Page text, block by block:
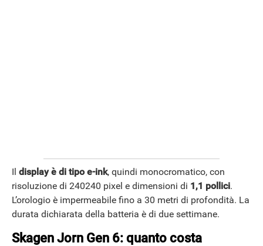
Il display è di tipo e-ink, quindi monocromatico, con
risoluzione di 240240 pixel e dimensioni di 1,1 pollici.
L’orologio è impermeabile fino a 30 metri di profondità. La
durata dichiarata della batteria è di due settimane.
Skagen Jorn Gen 6: quanto costa